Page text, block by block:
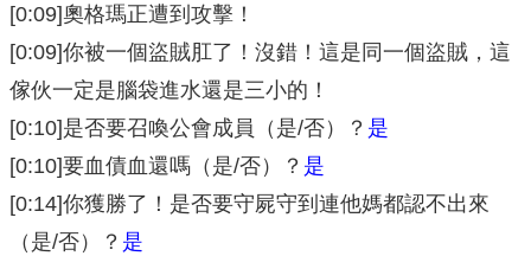
[0:09]奧格瑪正遭到攻擊！
[0:09]你被一個盜賊肛了！沒錯！這是同一個盜賊，這
傢伙一定是腦袋進水還是三小的！
[0:10]是否要召喚公會成員（是/否）？ 是
[0:10]要血債血還嗎（是/否）？ 是
[0:14]你獲勝了！是否要守屍守到連他媽都認不出來
（是/否）？ 是